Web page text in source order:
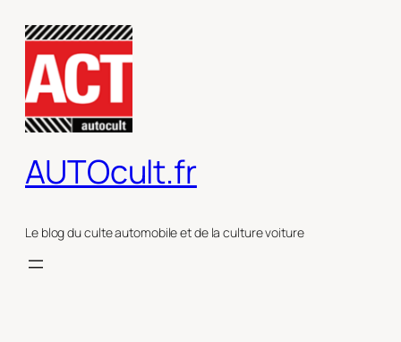
contenu
AUTOcult.fr
Le blog du culte automobile et de la culture voiture